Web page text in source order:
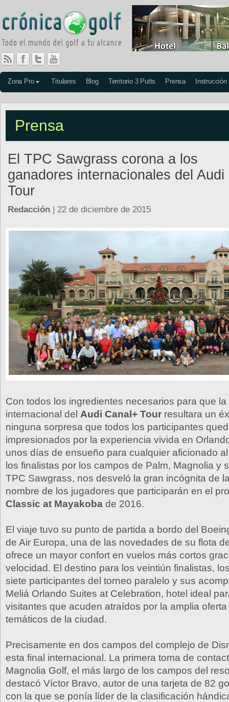
Zona Pro Titulares Blog Territorio 3 Putts Prensa Instrucción
Prensa
El TPC Sawgrass corona a los
ganadores internacionales del Audi
Tour
Redacción | 22 de diciembre de 2015
Con todos los ingredientes necesarios para que la
internacional del Audi Canal+ Tour resultara un
ninguna sorpresa que todos los participantes
impresionados por la experiencia vivida en
unos días de ensueño para cualquier aficionado
los finalistas por los campos de Palm, Magnolia y
TPC Sawgrass, nos desveló la gran incógnita de
nombre de los jugadores que participarán en el
Classic at Mayakoba de 2016.
El viaje tuvo su punto de partida a bordo del
de Air Europa, una de las novedades de su flota
ofrece un mayor confort en vuelos más cortos
velocidad. El destino para los veintiún finalistas,
siete participantes del torneo paralelo y sus
Meliá Orlando Suites at Celebration, hotel ideal
visitantes que acuden atraídos por la amplia
temáticos de la ciudad.
Precisamente en dos campos del complejo de
esta final internacional. La primera toma de
Magnolia Golf, el más largo de los campos del
destacó Víctor Bravo, autor de una tarjeta de 82
con la que se ponía líder de la clasificación